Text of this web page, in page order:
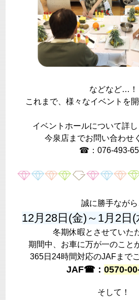
などなど…！
これまで、様々なイベントを
イベントホールについて詳
今泉店までお問い合わせ
☎：076-493-
誠に勝手ながら
12月28日(金)～1月2日
冬期休暇とさせていた
期間中、お車に万が一のこと
365日24時間対応のJAFまで
JAF☎： 0570-
そして！